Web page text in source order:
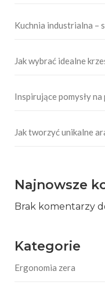
Kuchnia industrialna –
Jak wybrać idealne
Inspirujące pomysły
Jak tworzyć unikalne
Najnowsze
Brak komentarzy
Kategorie
Ergonomia zera